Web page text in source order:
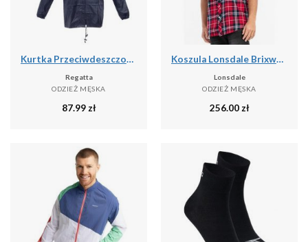
Kurtka Przeciwdeszczowa Męska Stormbreak
Regatta
ODZIEŻ MĘSKA
87.99zł
Koszula Lonsdale Brixworth
Lonsdale
ODZIEŻ MĘSKA
256.00zł